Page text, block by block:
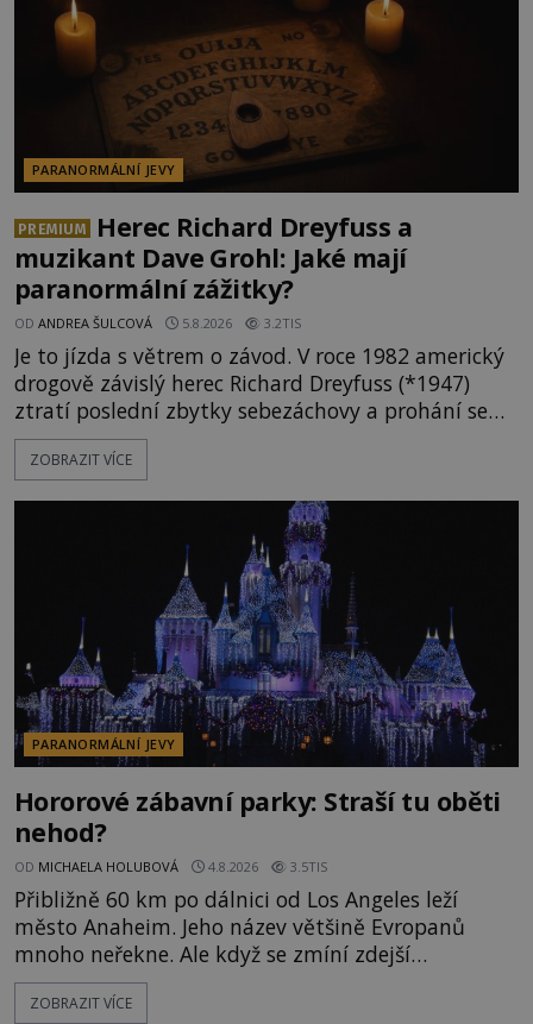
PARANORMÁLNÍ JEVY
PREMIUM
Herec Richard Dreyfuss a
muzikant Dave Grohl: Jaké mají
paranormální zážitky?
OD ANDREA ŠULCOVÁ 5.8.2026 3.2TIS
Je to jízda s větrem o závod. V roce 1982 americký
drogově závislý herec Richard Dreyfuss (*1947)
ztratí poslední zbytky sebezáchovy a prohání se
po silnicích ve svém mercedesu jako utržený ze
řetězu. Vše vyvrcholí katastrofou, když to Dreyfuss
následně nalezne schovaný kokain. Tímto
momentem se slavnému
ZOBRAZIT VÍCE
PARANORMÁLNÍ JEVY
Hororové zábavní parky: Straší tu oběti
nehod?
OD MICHAELA HOLUBOVÁ 4.8.2026 3.5TIS
Přibližně 60 km po dálnici od Los Angeles leží
město Anaheim. Jeho název většině Evropanů
mnoho neřekne. Ale když se zmíní zdejší
Disneyland, je hned jasno. Zábavní park vyroste na
poklidném místě bývalého sadu pomerančovníků.
ZOBRAZIT VÍCE